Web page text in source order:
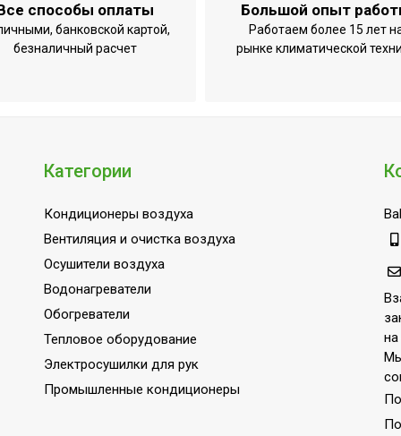
способы оплаты
банковской картой,
безналичный расчет
Большой опыт
Работаем более 15 лет
рынке климатической
Категории
Кондиционеры воздуха
Вентиляция и очистка воздуха
Осушители воздуха
Водонагреватели
Обогреватели
Тепловое оборудование
Электросушилки для рук
Промышленные кондиционеры